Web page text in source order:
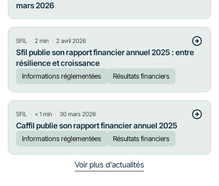
mars 2026
SFIL ・ 2 min ・ 2 avril 2026
Sfil publie son rapport financier annuel 2025 : entre
résilience et croissance
Informations réglementées Résultats financiers
SFIL ・ < 1 min ・ 30 mars 2026
Caffil publie son rapport financier annuel 2025
Informations réglementées Résultats financiers
Voir plus d'actualités